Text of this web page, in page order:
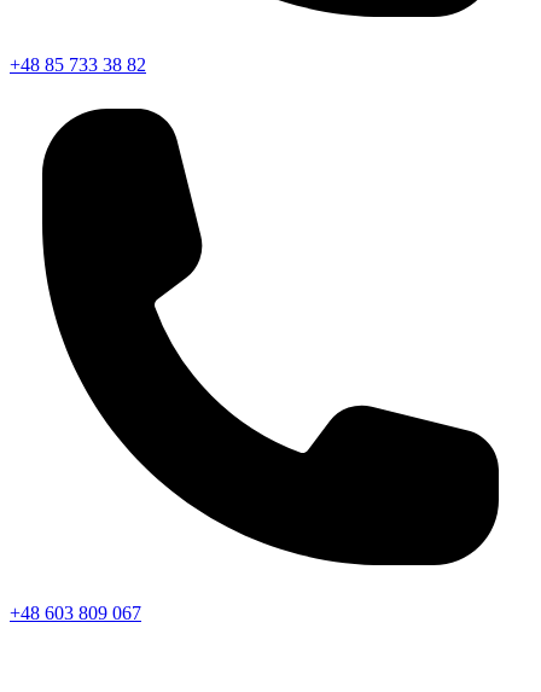
+48 85 733 38 82
+48 603 809 067